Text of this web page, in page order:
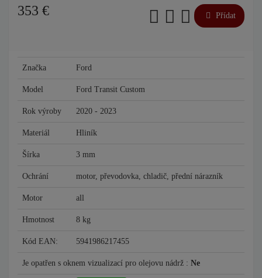
353 € Přídat
Značka Ford
Model Ford Transit Custom
Rok výroby 2020 - 2023
Materiál Hliník
Šírka 3 mm
Ochrání motor, převodovka, chladič, přední nárazník
Motor all
Hmotnost 8 kg
Kód EAN: 5941986217455
Je opatřen s oknem vizualizací pro olejovu nádrž : Ne